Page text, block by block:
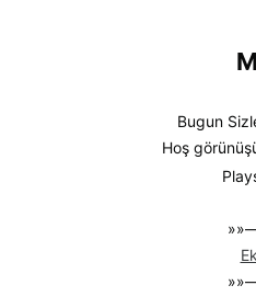
a
Bugun
Hoş